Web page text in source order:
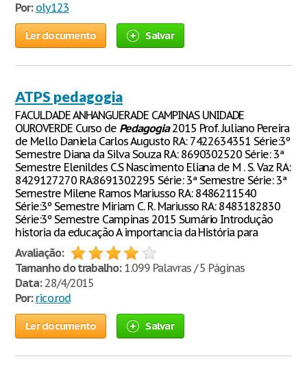
Por: oly123
Ler documento Salvar
ATPS pedagogia
FACULDADE ANHANGUERADE CAMPINAS UNIDADE
OUROVERDE Curso de Pedagogia2015 Prof. Juliano Pereira
de Mello Daniela Carlos Augusto RA: 7422634351 Série:3º
Semestre Diana da Silva Souza RA: 8690302520 Série: 3ª
Semestre Elenildes C.S Nascimento Eliana de M . S. Vaz RA:
8429127270 RA:8691302295 Série: 3ª Semestre Série: 3ª
Semestre Milene Ramos Mariusso RA: 8486211540
Série:3º Semestre Miriam C. R. Mariusso RA: 8483182830
Série:3º Semestre Campinas 2015 Sumário Introdução
historia da educação A importancia da História para
Avaliação:
Tamanho do trabalho:1.099 Palavras / 5 Páginas
Data:28/4/2015
Por: rico.rod
Ler documento Salvar